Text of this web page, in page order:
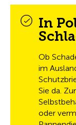
In
Ob
im
Sie da.
oder